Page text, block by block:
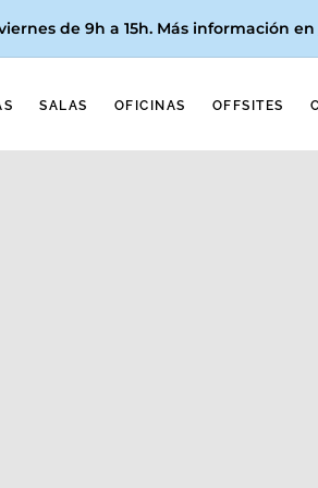
de 9h a 15h. Más información en
SALAS OFICINAS OFFSITES